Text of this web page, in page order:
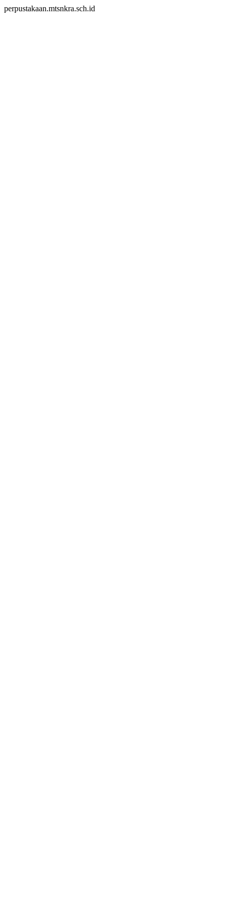
perpustakaan.mtsnkra.sch.id